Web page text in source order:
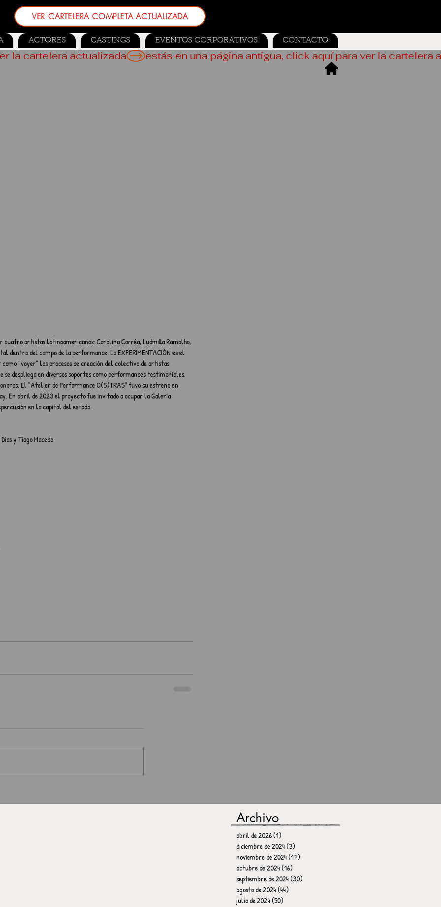
VER CARTELERA COMPLETA ACTUALIZADA
ACTORES CASTINGS EVENTOS CORPORATIVOS CONTACTO
artistas latinoamericanos: Carolina Corrêa, Ludmilla Ramalho,
dentro del campo de la performance. La EXPERIMENTACIÓN es el
"voyer" los procesos de creación del colectivo de artistas
despliega en diversos soportes como performances testimoniales,
El "Atelier de Performance O(S)TRAS" tuvo su estreno en
En abril de 2023 el proyecto fue invitado a ocupar la Galería
en la capital del estado.
y Tiago Macedo
la cartelera actualizada
Archivo
abril de 2026(1)
diciembre de 2024(3)
noviembre de 2024(17)
octubre de 2024(16)
septiembre de 2024(30)
agosto de 2024(44)
julio de 2024(50)